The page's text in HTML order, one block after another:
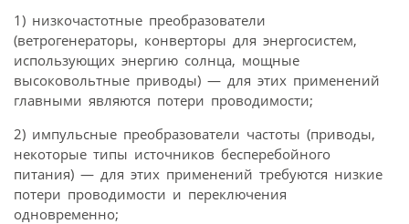
1) низкочастотные преобразователи
(ветрогенераторы, конверторы для энергосистем,
использующих энергию солнца, мощные
высоковольтные приводы) — для этих применений
главными являются потери проводимости;
2) импульсные преобразователи частоты (приводы,
некоторые типы источников бесперебойного
питания) — для этих применений требуются низкие
потери проводимости и переключения
одновременно;